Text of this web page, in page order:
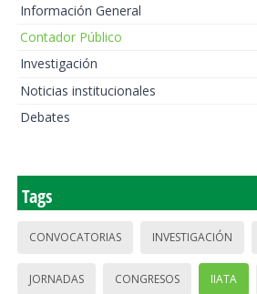
Información General
Contador Público
Investigación
Noticias institucionales
Debates
Tags
CONVOCATORIAS INVESTIGACIÓN
JORNADAS CONGRESOS IIATA